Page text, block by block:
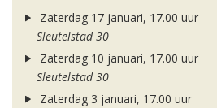
Zaterdag 17 januari, 17.00 uur
Sleutelstad 30
Zaterdag 10 januari, 17.00 uur
Sleutelstad 30
Zaterdag 3 januari, 17.00 uur